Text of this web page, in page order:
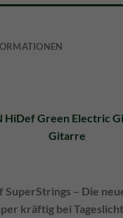
HiDef Green Electric
Gitarre
SuperStrings – Die
kräftig bei